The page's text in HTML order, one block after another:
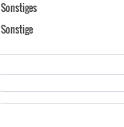
Sonstiges
Sonstige